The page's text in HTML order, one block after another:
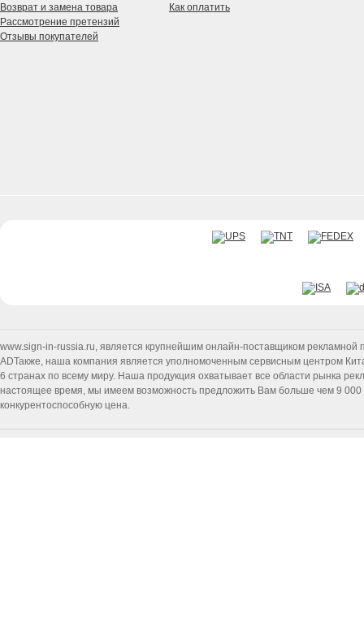
Возврат и замена товара
Рассмотрение претензий
Отзывы покупателей
Как оплатить
www.sign-in-russia.ru, является крупнейшим онлайн-поставщиком рекламной
ADТакже, наша компания является уполномоченным сервисным центром
6 странах по всему миру. Наша продукция охватывает все области рынка
настоящее время, мы имеем возможность предложить Вам больше чем 9 000
конкурентоспособную цена.